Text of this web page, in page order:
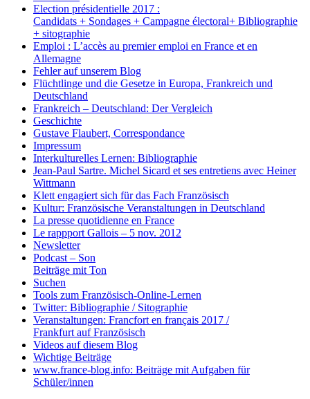
Election présidentielle 2017 :
Candidats + Sondages + Campagne électoral+ Bibliographie
+ sitographie
Emploi : L’accès au premier emploi en France et en
Allemagne
Fehler auf unserem Blog
Flüchtlinge und die Gesetze in Europa, Frankreich und
Deutschland
Frankreich – Deutschland: Der Vergleich
Geschichte
Gustave Flaubert, Correspondance
Impressum
Interkulturelles Lernen: Bibliographie
Jean-Paul Sartre. Michel Sicard et ses entretiens avec Heiner
Wittmann
Klett engagiert sich für das Fach Französisch
Kultur: Französische Veranstaltungen in Deutschland
La presse quotidienne en France
Le rappport Gallois – 5 nov. 2012
Newsletter
Podcast – Son
Beiträge mit Ton
Suchen
Tools zum Französisch-Online-Lernen
Twitter: Bibliographie / Sitographie
Veranstaltungen: Francfort en français 2017 /
Frankfurt auf Französisch
Videos auf diesem Blog
Wichtige Beiträge
www.france-blog.info: Beiträge mit Aufgaben für
Schüler/innen